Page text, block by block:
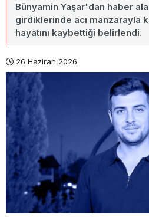
Bünyamin Yaşar'dan haber
girdiklerinde acı manzarayla
hayatını kaybettiği belirlendi.
26 Haziran 2026